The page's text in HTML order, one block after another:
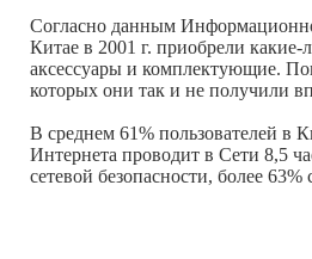
Согласно данным
Китае в 2001 г. приобрели
аксессуары и комплектующие.
которых они так и не получили
В среднем 61% пользователей в
Интернета проводит в Сети 8,5
сетевой безопасности, более